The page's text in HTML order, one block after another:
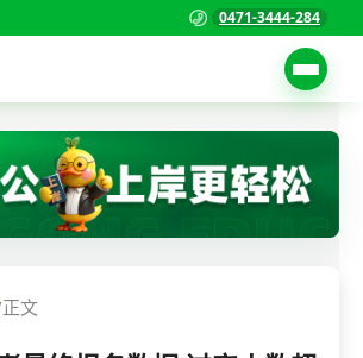
0471-3444-284
首页
国家公务员考试
正文